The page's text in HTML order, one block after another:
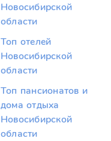
Новосибирской
области
Топ отелей
Новосибирской
области
Топ пансионатов и
дома отдыха
Новосибирской
области